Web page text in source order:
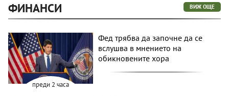
ФИНАНСИ ВИЖ ОЩЕ
преди 2 часа
Фед трябва да започне да се
вслушва в мнението на
обикновените хора